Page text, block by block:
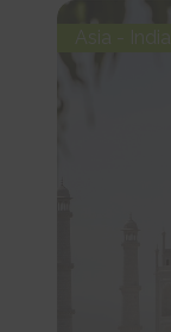
Asia - India